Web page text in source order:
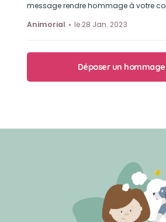
message rendre hommage à votre
Animorial
le 28 Jan. 2023
Déposer un hommage